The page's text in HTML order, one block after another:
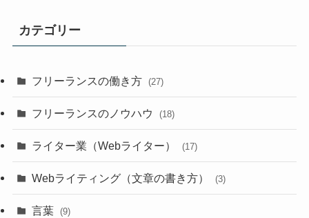
カテゴリー
フリーランスの働き方 (27)
フリーランスのノウハウ (18)
ライター業（Webライター） (17)
Webライティング（文章の書き方） (3)
言葉 (9)